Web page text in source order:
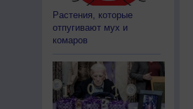
Растения, которые
отпугивают мух и
комаров